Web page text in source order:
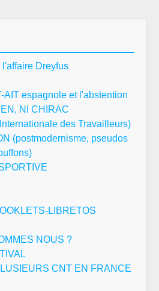
Dreyfus
AIT espagnole et l'abstention
NI CHIRAC
des Travailleurs)
(postmodernisme, pseudos
LIBRETOS
NOUS ?
CNT EN FRANCE